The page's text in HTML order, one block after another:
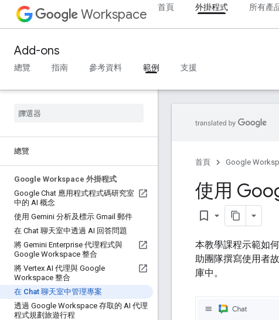
Workspace 首頁 外掛程式 所有產
Add-ons
總覽 指南 參考資料 範例 支援
總覽
Google Workspace 外掛程式
Google Chat 應用程式程式碼研究室
中的 AI 概念
使用 Gemini 分析及標示 Gmail 郵件
在 Chat 聊天室中透過 AI 回答問題
將 Gemini Enterprise 代理程式與
Google Workspace 整合
將 Vertex AI 代理與 Google
Workspace 整合
在 Chat 聊天室中管理專案
透過 Google Workspace 存取的 AI 代理
程式規劃旅遊行程
首頁 Google
使用
bookmark_border
本教學課程示範如
助團隊撰寫使用者
庫中。